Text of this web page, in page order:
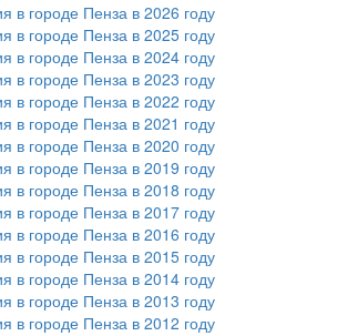
в городе Пенза в 2026 году
в городе Пенза в 2025 году
в городе Пенза в 2024 году
в городе Пенза в 2023 году
в городе Пенза в 2022 году
в городе Пенза в 2021 году
в городе Пенза в 2020 году
в городе Пенза в 2019 году
в городе Пенза в 2018 году
в городе Пенза в 2017 году
в городе Пенза в 2016 году
в городе Пенза в 2015 году
в городе Пенза в 2014 году
в городе Пенза в 2013 году
в городе Пенза в 2012 году